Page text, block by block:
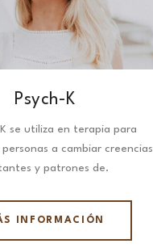
Psych-K
K se utiliza en terapia para
a cambiar creencias
y patrones de.
INFORMACIÓN